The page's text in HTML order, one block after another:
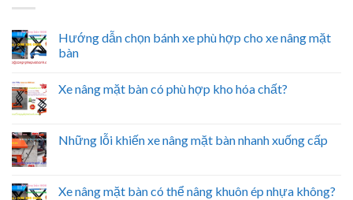
Hướng dẫn chọn bánh xe phù hợp cho xe nâng mặt
bàn
Xe nâng mặt bàn có phù hợp kho hóa chất?
Những lỗi khiến xe nâng mặt bàn nhanh xuống cấp
Xe nâng mặt bàn có thể nâng khuôn ép nhựa không?